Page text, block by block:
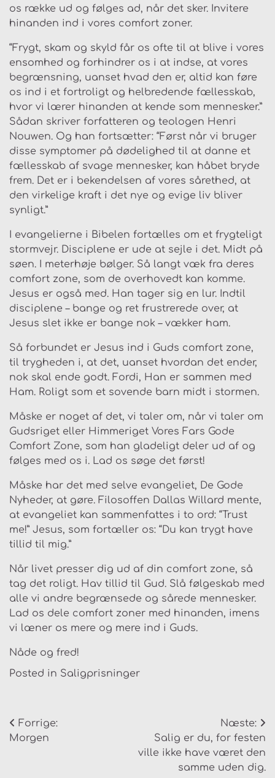
os række ud og følges ad, når det sker. Invitere
hinanden ind i vores comfort zoner.
“Frygt, skam og skyld får os ofte til at blive i vores
ensomhed og forhindrer os i at indse, at vores
begrænsning, uanset hvad den er, altid kan føre
os ind i et fortroligt og helbredende fællesskab,
hvor vi lærer hinanden at kende som mennesker.”
Sådan skriver forfatteren og teologen Henri
Nouwen. Og han fortsætter: “Først når vi bruger
disse symptomer på dødelighed til at danne et
fællesskab af svage mennesker, kan håbet bryde
frem. Det er i bekendelsen af vores sårethed, at
den virkelige kraft i det nye og evige liv bliver
synligt.”
I evangelierne i Bibelen fortælles om et frygteligt
stormvejr. Disciplene er ude at sejle i det. Midt på
søen. I meterhøje bølger. Så langt væk fra deres
comfort zone, som de overhovedt kan komme.
Jesus er også med. Han tager sig en lur. Indtil
disciplene – bange og ret frustrerede over, at
Jesus slet ikke er bange nok – vækker ham.
Så forbundet er Jesus ind i Guds comfort zone,
til trygheden i, at det, uanset hvordan det ender,
nok skal ende godt. Fordi, Han er sammen med
Ham. Roligt som et sovende barn midt i stormen.
Måske er noget af det, vi taler om, når vi taler om
Gudsriget eller Himmeriget Vores Fars Gode
Comfort Zone, som han gladeligt deler ud af og
følges med os i. Lad os søge det først!
Måske har det med selve evangeliet, De Gode
Nyheder, at gøre. Filosoffen Dallas Willard mente,
at evangeliet kan sammenfattes i to ord: “Trust
me!” Jesus, som fortæller os: “Du kan trygt have
tillid til mig.”
Når livet presser dig ud af din comfort zone, så
tag det roligt. Hav tillid til Gud. Slå følgeskab med
alle vi andre begrænsede og sårede mennesker.
Lad os dele comfort zoner med hinanden, imens
vi læner os mere og mere ind i Guds.
Nåde og fred!
Posted in Saligprisninger
Indlægsnavigation
Forrige:
Morgen
Næste:
Salig er du, for festen
ville ikke have været den
samme uden dig.